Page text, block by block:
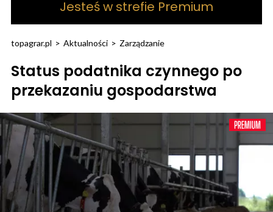
Jesteś w strefie Premium
topagrar.pl > Aktualności > Zarządzanie
Status podatnika czynnego po
przekazaniu gospodarstwa